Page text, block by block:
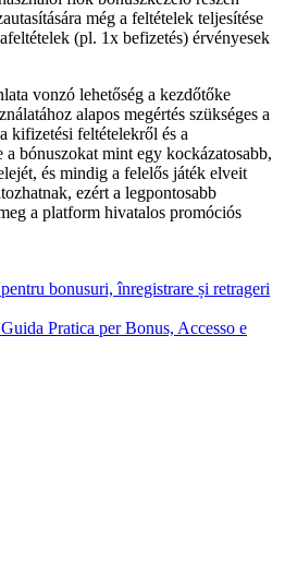
még a feltételek teljesítése
(pl. 1x befizetés) érvényesek
vonzó lehetőség a kezdőtőke
alapos megértés szükséges a
kifizetési feltételekről és a
bónuszokat mint egy kockázatosabb,
és mindig a felelős játék elveit
ezért a legpontosabb
a platform hivatalos promóciós
bonusuri, înregistrare și retrageri
Pratica per Bonus, Accesso e